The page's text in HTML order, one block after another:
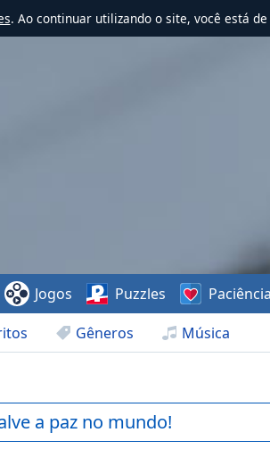
. Ao continuar utilizando o site, você está
Gêneros Música
Jogos Puzzles Paciência
a paz no mundo!